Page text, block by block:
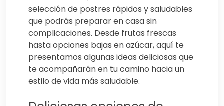
selección de postres rápidos y saludables
que podrás preparar en casa sin
complicaciones. Desde frutas frescas
hasta opciones bajas en azúcar, aquí te
presentamos algunas ideas deliciosas que
te acompañarán en tu camino hacia un
estilo de vida más saludable.